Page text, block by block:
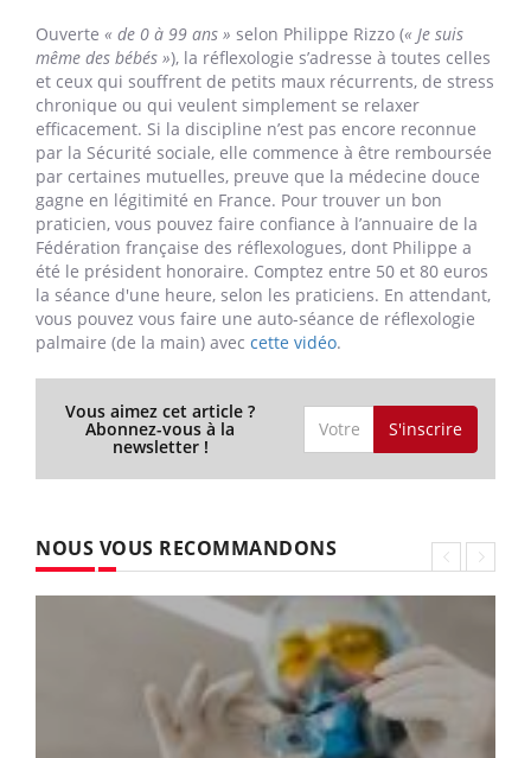
Ouverte « de 0 à 99 ans » selon Philippe Rizzo (« Je suis
même des bébés »), la réflexologie s’adresse à toutes celles
et ceux qui souffrent de petits maux récurrents, de stress
chronique ou qui veulent simplement se relaxer
efficacement. Si la discipline n’est pas encore reconnue
par la Sécurité sociale, elle commence à être remboursée
par certaines mutuelles, preuve que la médecine douce
gagne en légitimité en France. Pour trouver un bon
praticien, vous pouvez faire confiance à l’annuaire de la
Fédération française des réflexologues, dont Philippe a
été le président honoraire. Comptez entre 50 et 80 euros
la séance d'une heure, selon les praticiens. En attendant,
vous pouvez vous faire une auto-séance de réflexologie
palmaire (de la main) avec cette vidéo.
Vous aimez cet article ?
Abonnez-vous à la
newsletter !
S'inscrire
NOUS VOUS RECOMMANDONS